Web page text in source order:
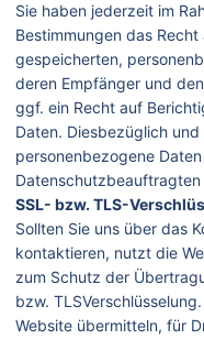
Sie haben jederzeit im
Bestimmungen das
gespeicherten,
deren Empfänger und
ggf. ein Recht auf
Daten. Diesbezüglich
personenbezogene
Datenschutzbeauftragten
SSL- bzw. TLS-
Sollten Sie uns über das
kontaktieren, nutzt die
zum Schutz der
bzw.
Website übermitteln, für